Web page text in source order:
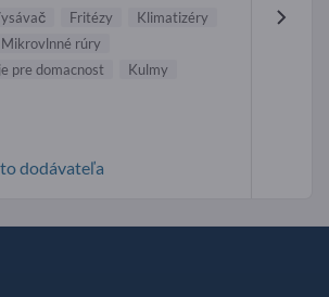
Fritézy
Klimatizéry
Mikrovlnné rúry
pre domacnost
Kulmy
dodávateľa